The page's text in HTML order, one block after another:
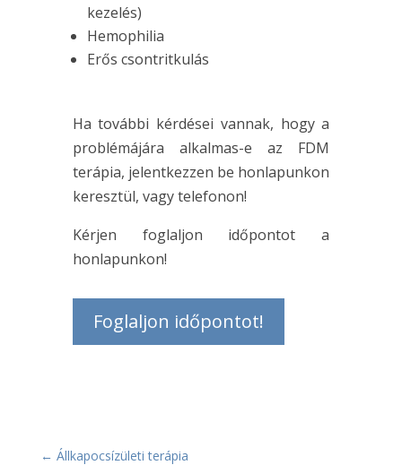
kezelés)
Hemophilia
Erős csontritkulás
Ha további kérdései vannak, hogy a
problémájára alkalmas-e az FDM
terápia, jelentkezzen be honlapunkon
keresztül, vagy telefonon!
Kérjen foglaljon időpontot a
honlapunkon!
Foglaljon időpontot!
← Állkapocsízületi terápia